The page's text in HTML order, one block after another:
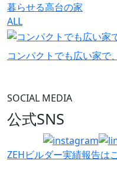
暮らせる高台の家
ALL
コンパクトでも広い家で
SOCIAL MEDIA
公式SNS
ZEHビルダー実績報告は